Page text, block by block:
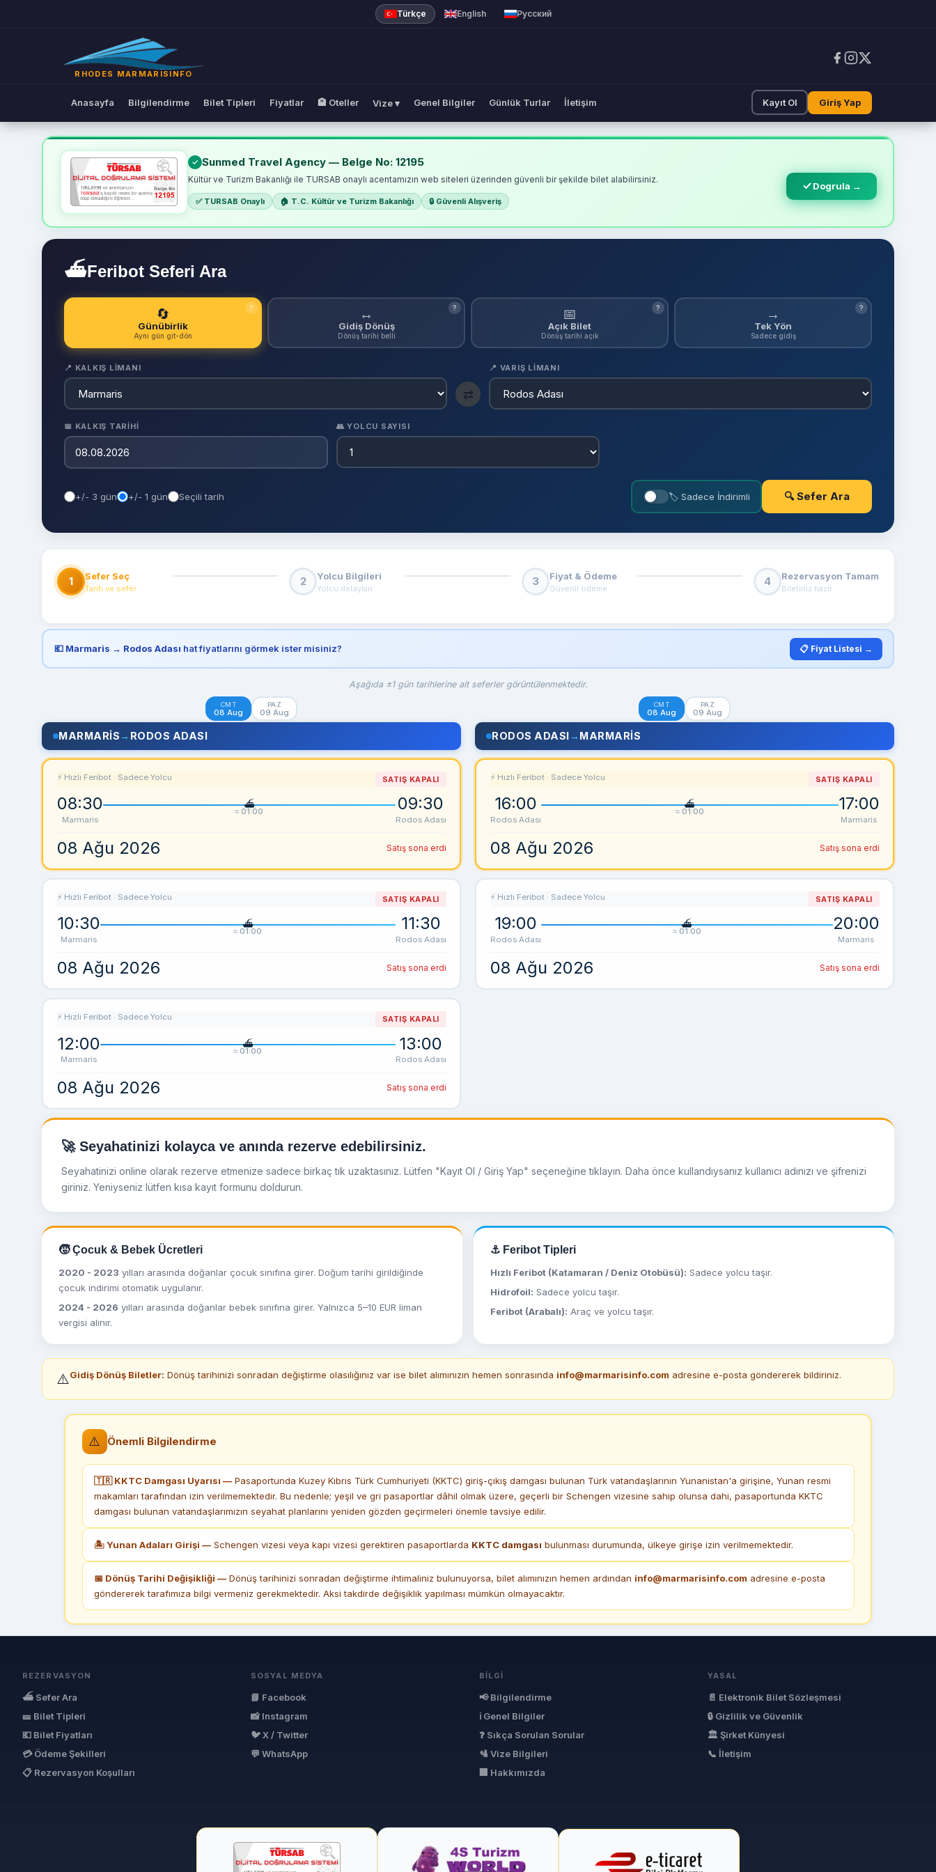
Türkçe English Русский
RHODES MARMARISINFO
Anasayfa Bilgilendirme Bilet Tipleri Fiyatlar 🏨 Oteller Vize ▾ Genel Bilgiler Günlük Turlar İletişim Kayıt Ol Giriş Yap
Online Feribot Bileti | Rhodes Marmarisinfo
Sunmed Travel Agency — Belge No: 12195
Kültür ve Turizm Bakanlığı ile TURSAB onaylı acentamızın web siteleri üzerinden güvenli bir şekilde bilet alabilirsiniz.
✅ TURSAB Onaylı 🏠 T.C. Kültür ve Turizm Bakanlığı 🔒 Güvenli Alışveriş
Dogrula →
⛴Feribot Seferi Ara
🔄
Günübirlik
Aynı gün git-dön
? ↔
Gidiş Dönüş
Dönüş tarihi belli
? 📅
Açık Bilet
Dönüş tarihi açık
? →
Tek Yön
Sadece gidiş
?
📍 KALKIŞ LIMANI
⇄
📍 VARIŞ LIMANI
📅 KALKIŞ TARIHI 👥 YOLCU SAYISI
+/- 3 gün +/- 1 gün Seçili tarih 🏷 Sadece İndirimli 🔍 Sefer Ara
1 Sefer Seç
Tarih ve sefer
2 Yolcu Bilgileri
Yolcu detayları
3 Fiyat & Ödeme
Güvenli ödeme
4 Rezervasyon Tamam
Biletiniz hazır
💶 Marmaris → Rodos Adası hat fiyatlarını görmek ister misiniz? 📋 Fiyat Listesi →
Aşağıda ±1 gün tarihlerine ait seferler görüntülenmektedir.
CMT
08 Aug
PAZ
09 Aug
MARMARIS → RODOS ADASI
⚡ Hızlı Feribot · Sadece Yolcu SATIŞ KAPALI
08:30
Marmaris
≈ 01:00 09:30
Rodos Adası
08 Ağu 2026 Satış sona erdi
⚡ Hızlı Feribot · Sadece Yolcu SATIŞ KAPALI
10:30
Marmaris
≈ 01:00 11:30
Rodos Adası
08 Ağu 2026 Satış sona erdi
⚡ Hızlı Feribot · Sadece Yolcu SATIŞ KAPALI
12:00
Marmaris
≈ 01:00 13:00
Rodos Adası
08 Ağu 2026 Satış sona erdi
CMT
08 Aug
PAZ
09 Aug
RODOS ADASI → MARMARIS
⚡ Hızlı Feribot · Sadece Yolcu SATIŞ KAPALI
16:00
Rodos Adası
≈ 01:00 17:00
Marmaris
08 Ağu 2026 Satış sona erdi
⚡ Hızlı Feribot · Sadece Yolcu SATIŞ KAPALI
19:00
Rodos Adası
≈ 01:00 20:00
Marmaris
08 Ağu 2026 Satış sona erdi
🚀 Seyahatinizi kolayca ve anında rezerve edebilirsiniz.
Seyahatinizi online olarak rezerve etmenize sadece birkaç tık uzaktasınız. Lütfen "Kayıt Ol / Giriş Yap" seçeneğine tıklayın. Daha önce kullandıysanız kullanıcı adınızı ve şifrenizi
giriniz. Yeniyseniz lütfen kısa kayıt formunu doldurun.
🧒 Çocuk & Bebek Ücretleri
2020 - 2023 yılları arasında doğanlar çocuk sınıfına girer. Doğum tarihi girildiğinde
çocuk indirimi otomatik uygulanır.
2024 - 2026 yılları arasında doğanlar bebek sınıfına girer. Yalnızca 5–10 EUR liman
vergisi alınır.
⚓ Feribot Tipleri
Hızlı Feribot (Katamaran / Deniz Otobüsü): Sadece yolcu taşır.
Hidrofoil: Sadece yolcu taşır.
Feribot (Arabalı): Araç ve yolcu taşır.
⚠️Gidiş Dönüş Biletler: Dönüş tarihinizi sonradan değiştirme olasılığınız var ise bilet alımınızın hemen sonrasında info@marmarisinfo.com adresine e-posta göndererek bildiriniz.
⚠️ Önemli Bilgilendirme
🇹🇷 KKTC Damgası Uyarısı —Pasaportunda Kuzey Kıbrıs Türk Cumhuriyeti (KKTC) giriş-çıkış damgası bulunan Türk vatandaşlarının Yunanistan'a girişine, Yunan resmi
makamları tarafından izin verilmemektedir. Bu nedenle; yeşil ve gri pasaportlar dâhil olmak üzere, geçerli bir Schengen vizesine sahip olunsa dahi, pasaportunda KKTC
damgası bulunan vatandaşlarımızın seyahat planlarını yeniden gözden geçirmeleri önemle tavsiye edilir.
🏝 Yunan Adaları Girişi —Schengen vizesi veya kapı vizesi gerektiren pasaportlarda KKTC damgası bulunması durumunda, ülkeye girişe izin verilmemektedir.
📅 Dönüş Tarihi Değişikliği —Dönüş tarihinizi sonradan değiştirme ihtimaliniz bulunuyorsa, bilet alımınızın hemen ardından info@marmarisinfo.com adresine e-posta
göndererek tarafımıza bilgi vermeniz gerekmektedir. Aksi takdirde değişiklik yapılması mümkün olmayacaktır.
REZERVASYON
⛴ Sefer Ara
🎫 Bilet Tipleri
💶 Bilet Fiyatları
💳 Ödeme Şekilleri
📋 Rezervasyon Koşulları
SOSYAL MEDYA
📘 Facebook
📸 Instagram
🐦 X / Twitter
💬 WhatsApp
BILGI
📢 Bilgilendirme
ℹ Genel Bilgiler
❓ Sıkça Sorulan Sorular
🛂 Vize Bilgileri
🏢 Hakkımızda
YASAL
📄 Elektronik Bilet Sözleşmesi
🔒 Gizlilik ve Güvenlik
🏛 Şirket Künyesi
📞 İletişim